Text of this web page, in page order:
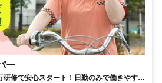
ー
修で安心スタート！日勤のみで働きやすい